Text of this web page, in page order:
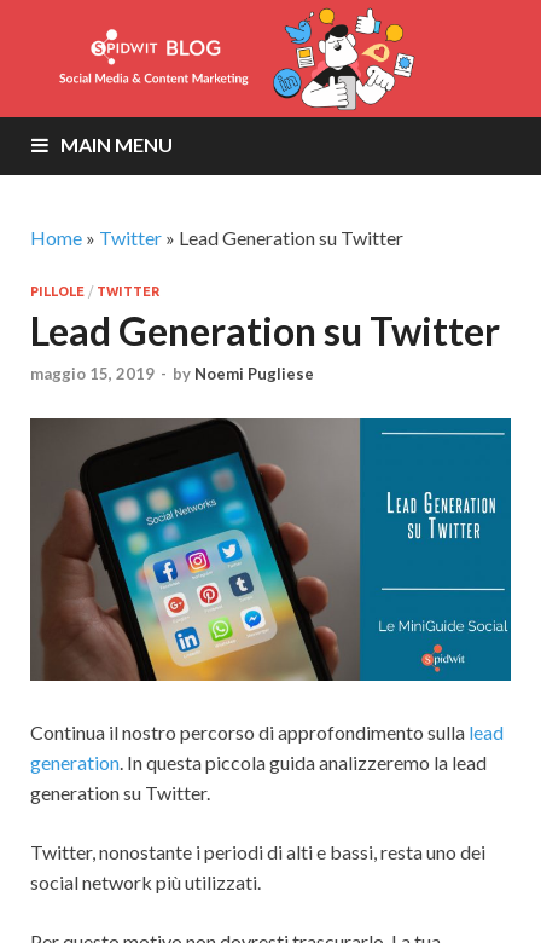
MAIN MENU
Home » Twitter » Lead Generation su Twitter
PILLOLE / TWITTER
Lead Generation su Twitter
maggio 15, 2019 - by Noemi Pugliese
Continua il nostro percorso di approfondimento sulla lead
generation . In questa piccola guida analizzeremo la lead
generation su Twitter.
Twitter, nonostante i periodi di alti e bassi, resta uno dei
social network più utilizzati.